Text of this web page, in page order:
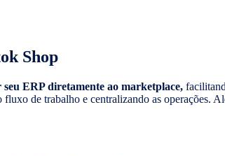
Shop
seu ERP diretamente ao marketplace,
de trabalho e centralizando as operações.